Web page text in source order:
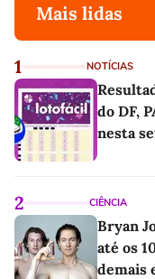
Mais lidas
1 NOTÍCIAS
do DF,
nesta
2 CIÊNCIA
Bryan
até os
demais